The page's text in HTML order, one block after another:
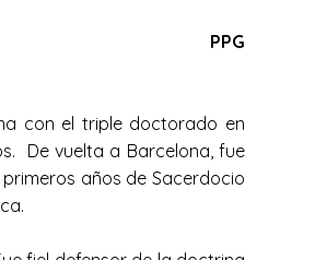
PPG
con el triple doctorado en
De vuelta a Barcelona, fue
años de Sacerdocio